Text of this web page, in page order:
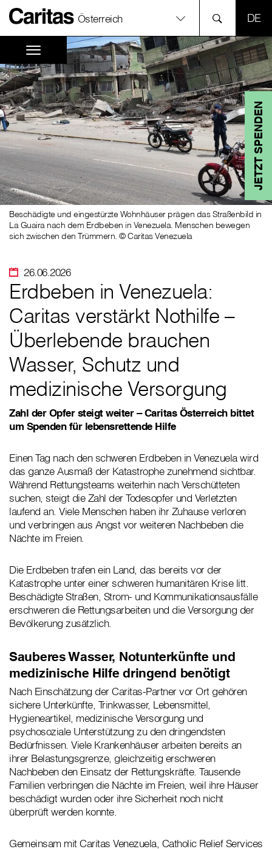
Österreich
JETZT SPENDEN
26.06.2026
Beschädigte und eingestürzte Wohnhäuser prägen das Straßenbild in
La Guaira nach dem Erdbeben in Venezuela. Menschen bewegen
sich zwischen den Trümmern. © Caritas Venezuela
Erdbeben in Venezuela:
Caritas verstärkt Nothilfe –
Überlebende brauchen
Wasser, Schutz und
medizinische Versorgung
Zahl der Opfer steigt weiter – Caritas Österreich bittet
um Spenden für lebensrettende Hilfe
Einen Tag nach den schweren Erdbeben in Venezuela wird
das ganze Ausmaß der Katastrophe zunehmend sichtbar.
Während Rettungsteams weiterhin nach Verschütteten
suchen, steigt die Zahl der Todesopfer und Verletzten
laufend an. Viele Menschen haben ihr Zuhause verloren
und verbringen aus Angst vor weiteren Nachbeben die
Nächte im Freien.
Die Erdbeben trafen ein Land, das bereits vor der
Katastrophe unter einer schweren humanitären Krise litt.
Beschädigte Straßen, Strom- und Kommunikationsausfälle
erschweren die Rettungsarbeiten und die Versorgung der
Bevölkerung zusätzlich.
Sauberes Wasser, Notunterkünfte und
medizinische Hilfe dringend benötigt
Nach Einschätzung der Caritas-Partner vor Ort gehören
sichere Unterkünfte, Trinkwasser, Lebensmittel,
Hygieneartikel, medizinische Versorgung und
psychosoziale Unterstützung zu den dringendsten
Bedürfnissen. Viele Krankenhäuser arbeiten bereits an
ihrer Belastungsgrenze, gleichzeitig erschweren
Nachbeben den Einsatz der Rettungskräfte. Tausende
Familien verbringen die Nächte im Freien, weil ihre Häuser
beschädigt wurden oder ihre Sicherheit noch nicht
überprüft werden konnte.
Gemeinsam mit Caritas Venezuela, Catholic Relief Services